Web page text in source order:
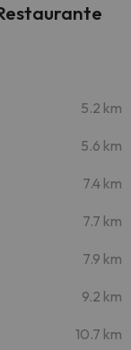
5.2 km
5.6 km
7.4 km
7.7 km
7.9 km
9.2 km
10.7 km